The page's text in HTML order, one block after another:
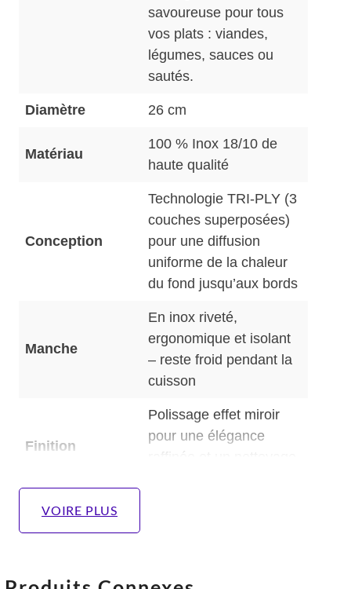
savoureuse pour tous
vos plats : viandes,
légumes, sauces ou
sautés.
Diamètre 26 cm
Matériau
100 % Inox 18/10 de
haute qualité
Conception
Technologie TRI-PLY (3
couches superposées)
pour une diffusion
uniforme de la chaleur
du fond jusqu’aux bords
Manche
En inox riveté,
ergonomique et isolant
– reste froid pendant la
cuisson
Finition
Polissage effet miroir
pour une élégance
raffinée et un nettoyage
Compatibilité
VOIRE PLUS